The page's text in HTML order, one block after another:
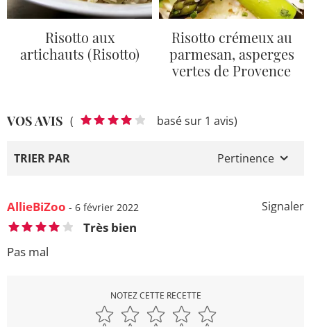
Risotto aux
artichauts (Risotto)
Risotto crémeux au
parmesan, asperges
vertes de Provence
VOS AVIS ( basé sur 1 avis)
TRIER PAR Pertinence
Signaler
AllieBiZoo - 6 février 2022
Très bien
Pas mal
NOTEZ CETTE RECETTE